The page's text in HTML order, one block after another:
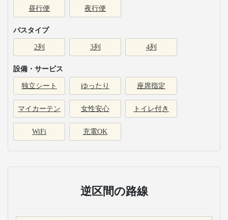
昼行便 夜行便
バスタイプ
2列 3列 4列
設備・サービス
独立シート ゆったり 座席指定
マイカーテン 女性安心 トイレ付き
WiFi 充電OK
逆区間の路線